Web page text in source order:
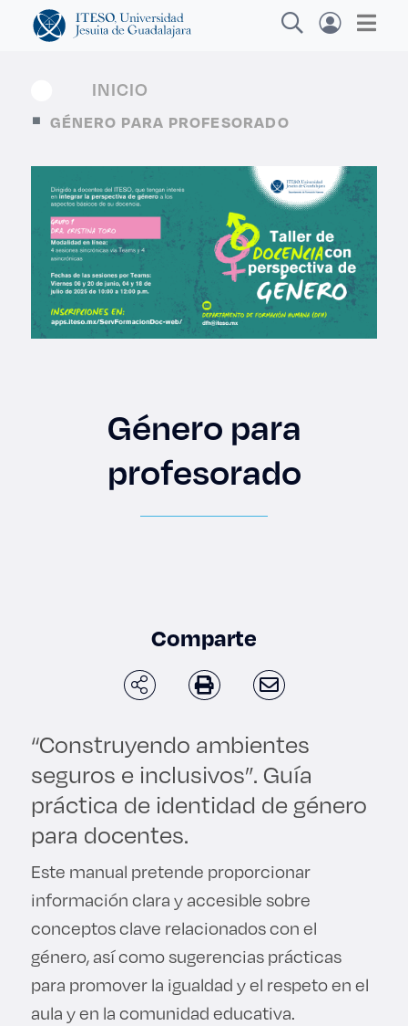
actividades y noticias
Diplomado|
Enlaces de interés
Lo más buscado
Carreras
Derecho
Becas
Sustentabilidad
INICIO
GÉNERO PARA PROFESORADO
Género para
profesorado
Comparte
“Construyendo ambientes
seguros e inclusivos”. Guía
práctica de identidad de género
para docentes.
Este manual pretende proporcionar
información clara y accesible sobre
conceptos clave relacionados con el
género, así como sugerencias prácticas
para promover la igualdad y el respeto en el
aula y en la comunidad educativa.